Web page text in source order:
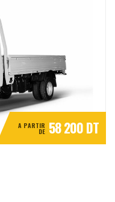
A PARTIR
DE 58 200 DT